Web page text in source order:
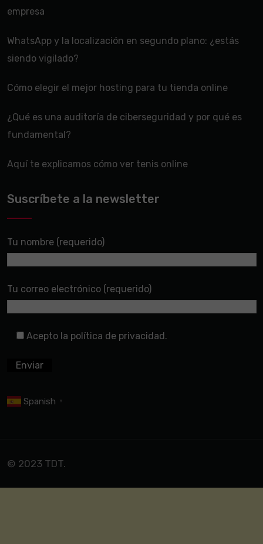
empresa
WhatsApp y la localización en segundo plano: ¿estás
siendo vigilado?
Cómo elegir el mejor hosting para tu tienda online
¿Qué es una auditoría de ciberseguridad y por qué es
fundamental?
Aquí te explicamos cómo ver tenis online
Suscríbete a la newsletter
Tu nombre (requerido)
Tu correo electrónico (requerido)
Acepto la política de privacidad.
Spanish ▼
© 2023 TDT.